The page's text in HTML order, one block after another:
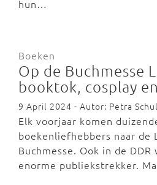
hun…
Boeken
Op de Buchmesse
booktok, cosplay
9 April 2024 - Autor: Petra
Elk voorjaar komen
boekenliefhebbers naar de
Buchmesse. Ook in de DDR
enorme publiekstrekker.